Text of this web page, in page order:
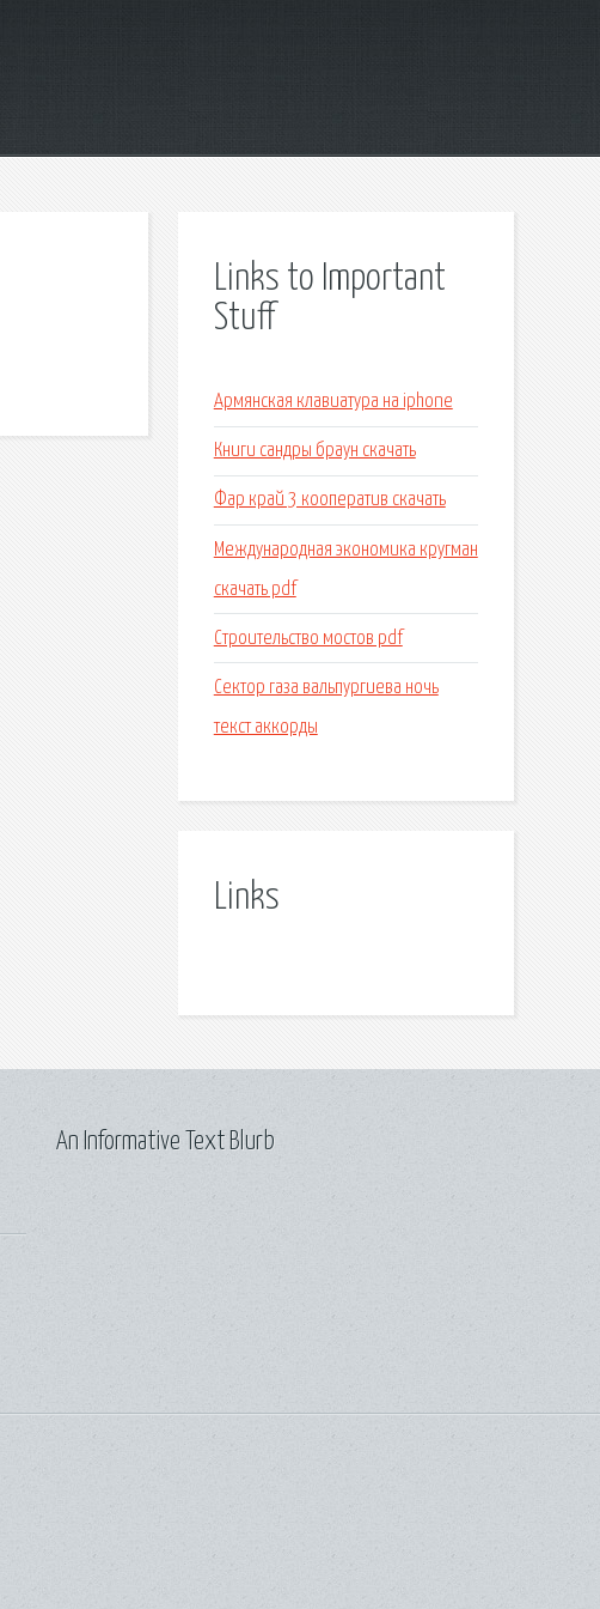
Links to Important
Stuff
Армянская клавиатура на iphone
Книги сандры браун скачать
Фар край 3 кооператив скачать
Международная экономика кругман
скачать pdf
Строительство мостов pdf
Сектор газа вальпургиева ночь
текст аккорды
Links
An Informative Text Blurb